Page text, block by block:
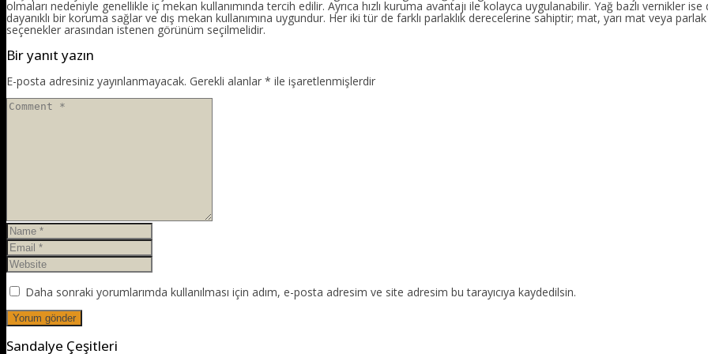
olmaları nedeniyle genellikle iç mekan kullanımında tercih edilir. Ayrıca hızlı kuruma avantajı ile kolayca uygulanabilir. Yağ bazlı vernikler ise
dayanıklı bir koruma sağlar ve dış mekan kullanımına uygundur. Her iki tür de farklı parlaklık derecelerine sahiptir; mat, yarı mat veya parlak
seçenekler arasından istenen görünüm seçilmelidir.
Bir yanıt yazın
E-posta adresiniz yayınlanmayacak. Gerekli alanlar * ile işaretlenmişlerdir
Daha sonraki yorumlarımda kullanılması için adım, e-posta adresim ve site adresim bu tarayıcıya kaydedilsin.
Sandalye Çeşitleri